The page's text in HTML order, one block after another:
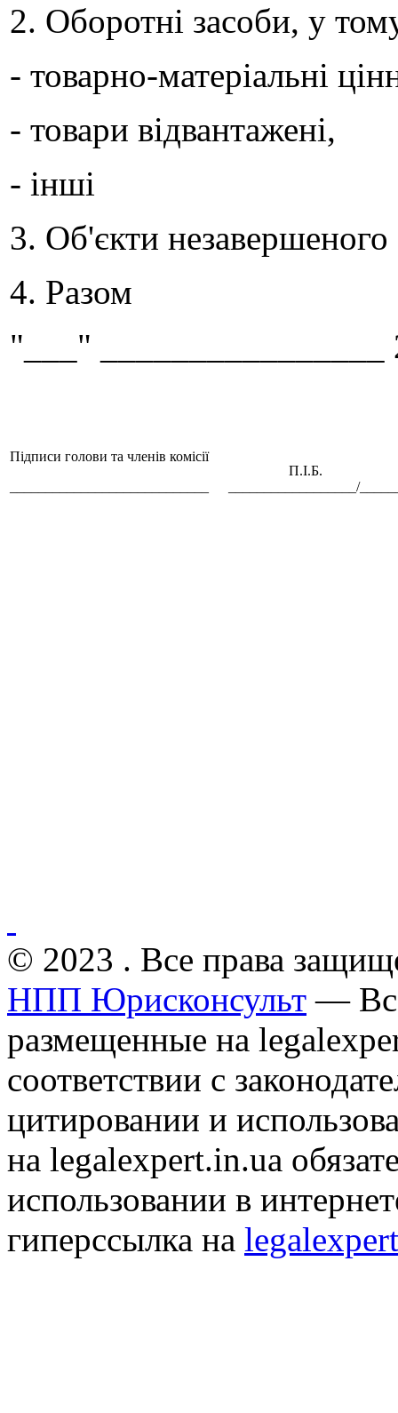
2. Оборотні засоби, у
- товарно-матеріальні
- товари відвантажені,
- інші
3. Об'єкти незавершеного
4. Разом
"___" ________________
Підписи голови та членів комісії
П.І.Б.
__________________/
© 2023 . Все права
НПП Юрисконсульт —
размещенные на
соответствии с
цитировании и
на legalexpert.in.ua
использовании в
гиперссылка на